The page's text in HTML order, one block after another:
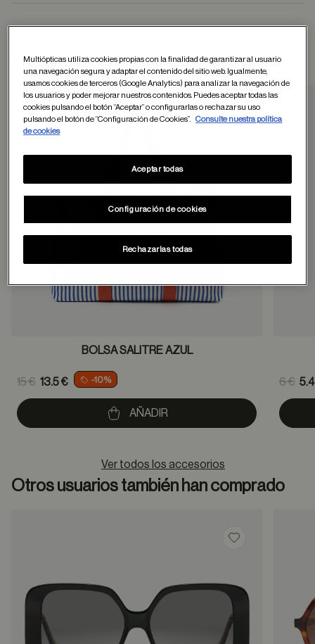
Otros usuarios tambien han comprado
Guardar en
BOLSA SALITRE AZUL
Price reduced from
15 €
to
13.5 € -10%
AÑADIR
6 €
to
Ver todos los accesorios
Otros usuarios también han comprado
Guardar en
Multiópticas utiliza cookies propias con la finalidad de garantizar al usuario
una navegación segura y adaptar el contenido del sitio web. Igualmente,
usamos cookies de terceros (Google Analytics) para analizar la navegación de
los usuarios y poder mejorar nuestros contenidos. Puedes aceptar todas las
cookies pulsando el botón “Aceptar” o configurarlas o rechazar su uso
pulsando el botón de “Configuración de Cookies”.
Consulte nuestra política
de cookies
Configuración de cookies
Rechazarlas todas
Aceptar todas